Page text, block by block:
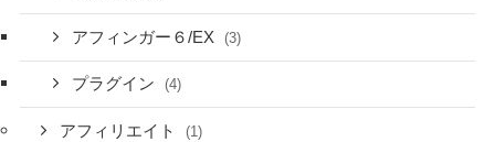
アフィンガー６/EX (3)
プラグイン (4)
アフィリエイト (1)